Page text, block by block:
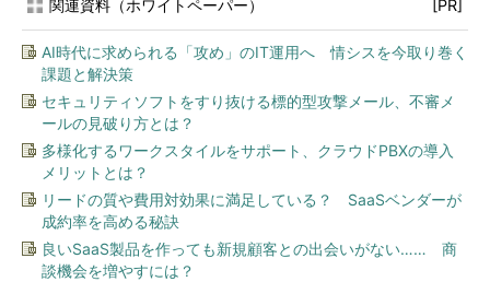
関連資料（ホワイトペーパー） [PR]
AI時代に求められる「攻め」のIT運用へ 情シスを今取り巻く
課題と解決策
セキュリティソフトをすり抜ける標的型攻撃メール、不審メ
ールの見破り方とは？
多様化するワークスタイルをサポート、クラウドPBXの導入
メリットとは？
リードの質や費用対効果に満足している？ SaaSベンダーが
成約率を高める秘訣
良いSaaS製品を作っても新規顧客との出会いがない…… 商
談機会を増やすには？